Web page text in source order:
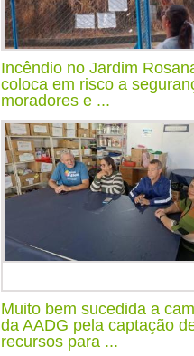
Incêndio no Jardim
coloca em risco a
moradores e ...
Muito bem sucedida a
da AADG pela captação
recursos para ...